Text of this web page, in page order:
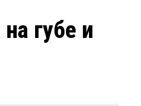
губе и